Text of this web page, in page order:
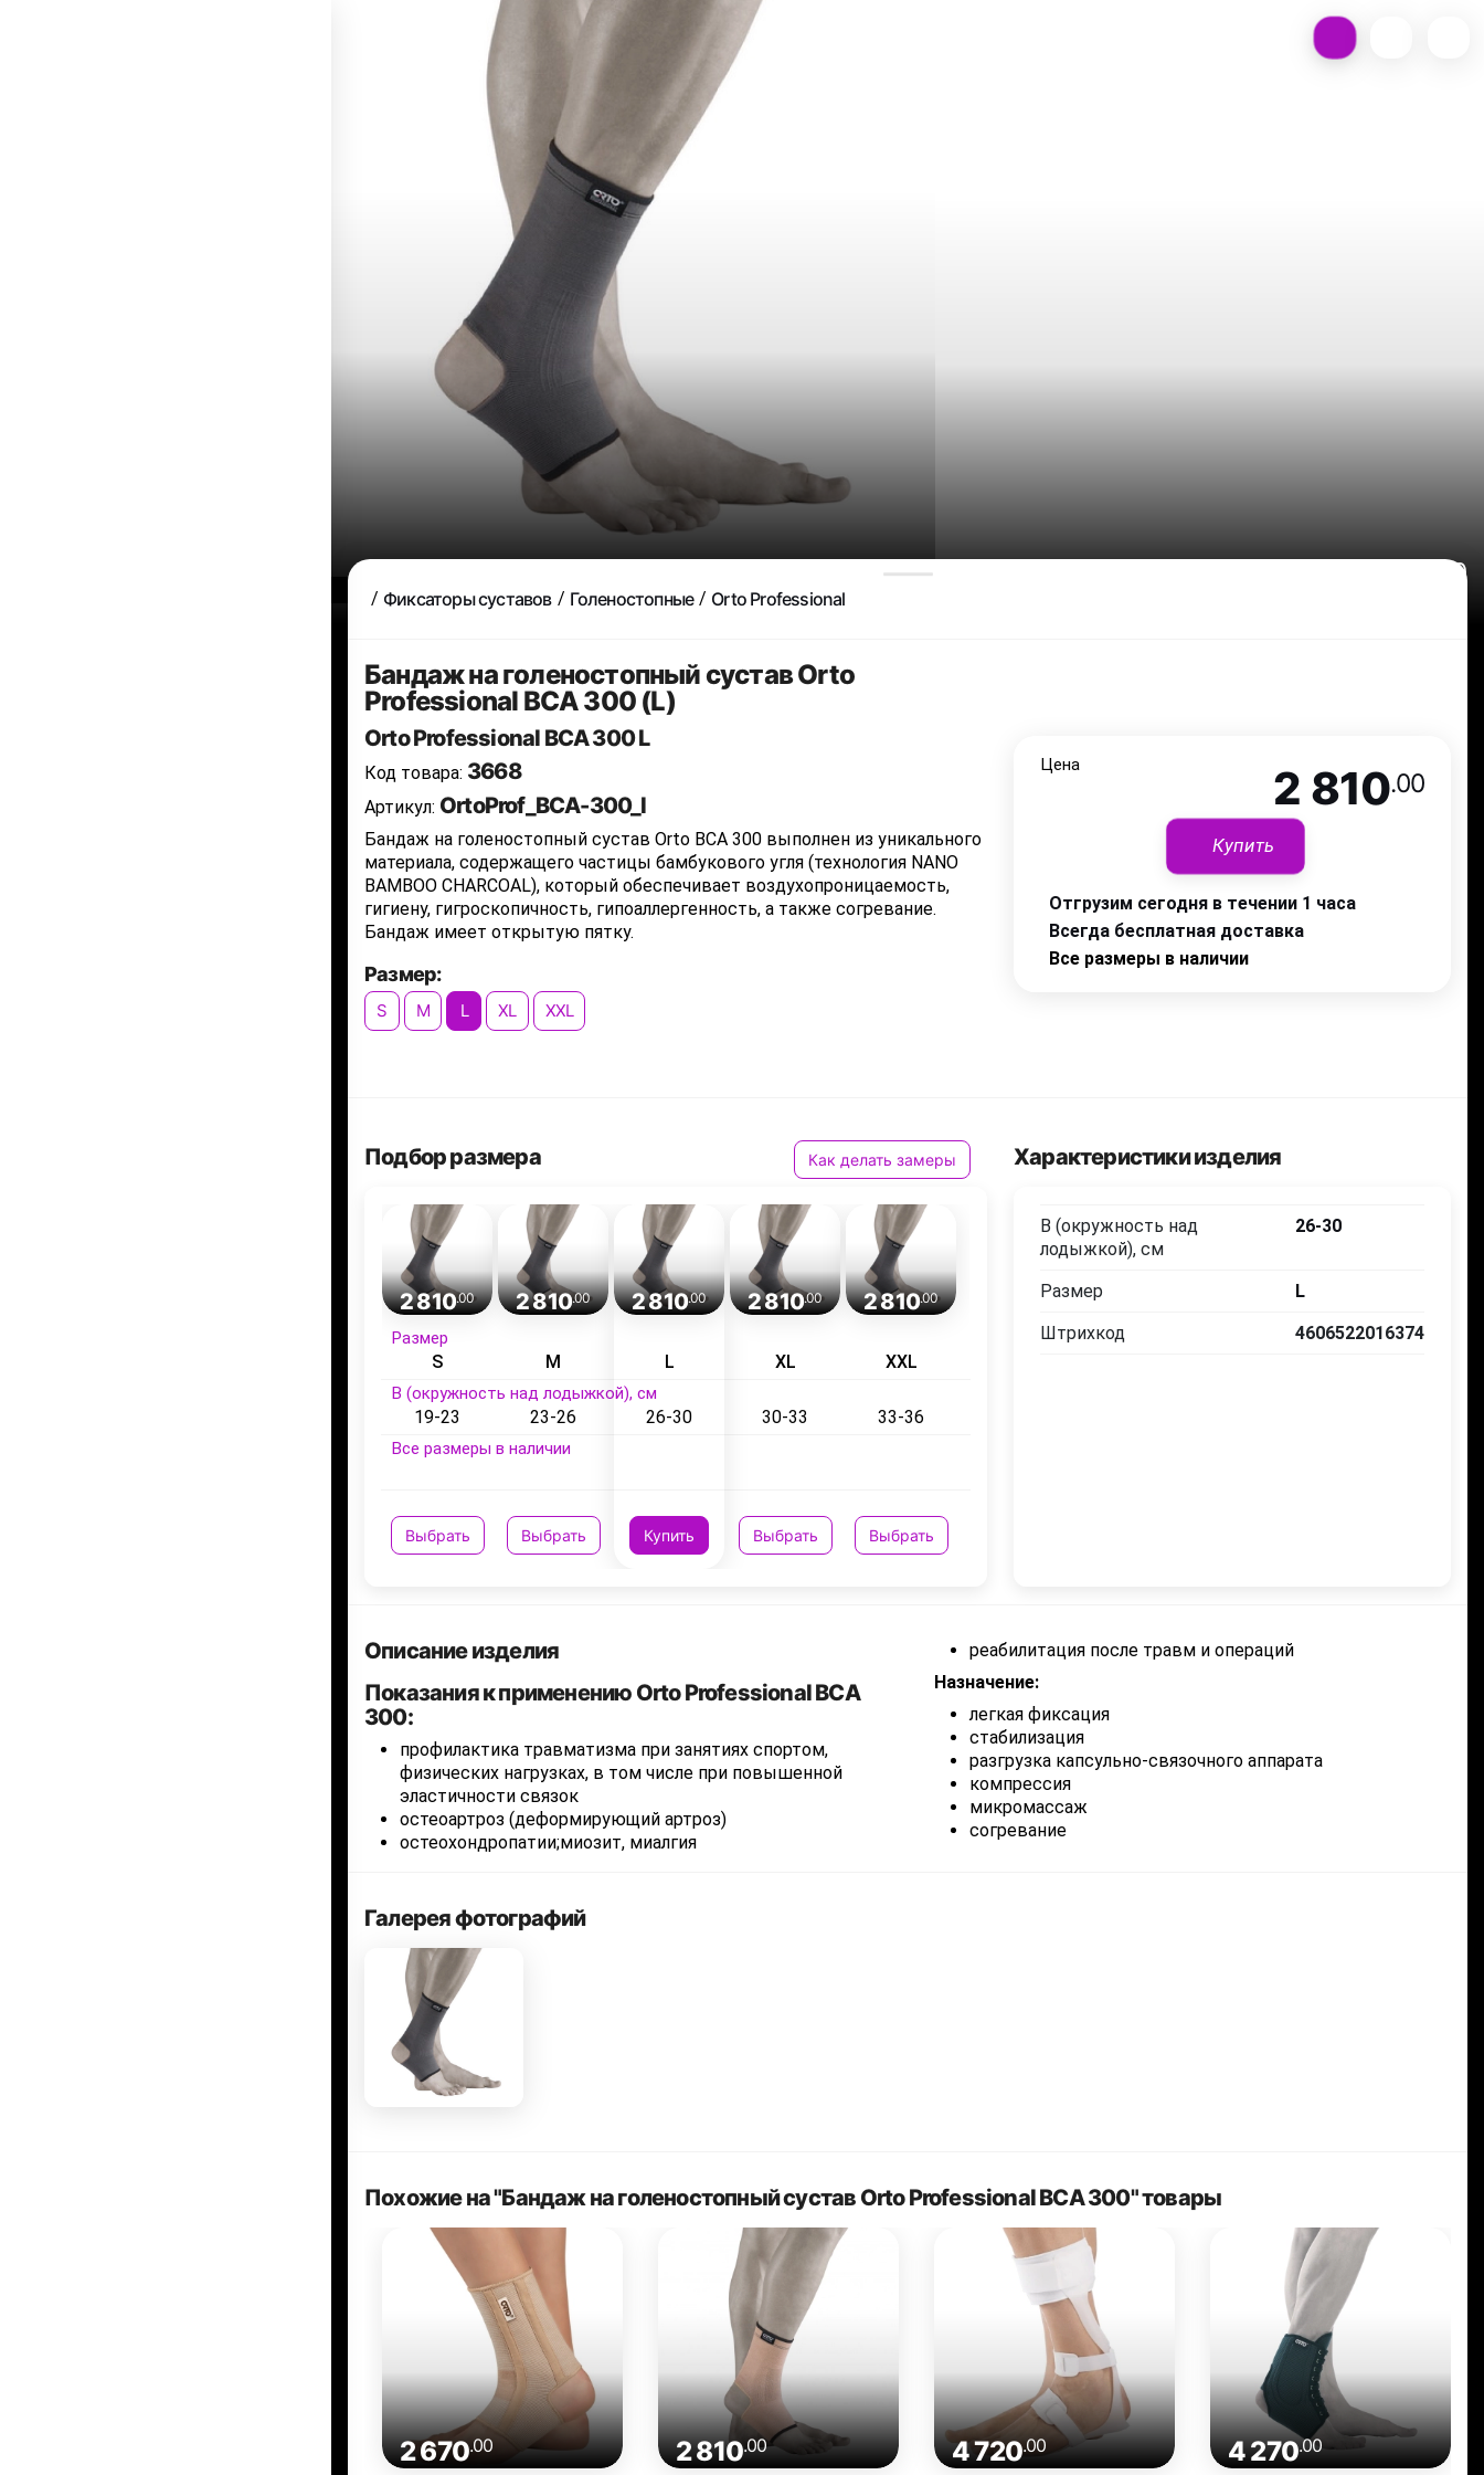
2 810 .00
Фиксаторы суставов Голеностопные Orto Professional
Бандаж на голеностопный сустав Orto
Professional BCA 300 (L)
Orto Professional BCA 300 L
Код товара: 3668
Артикул: OrtoProf_BCA-300_l
Бандаж на голеностопный сустав Orto BCA 300 выполнен из уникального
материала, содержащего частицы бамбукового угля (технология NANO
BAMBOO CHARCOAL), который обеспечивает воздухопроницаемость,
гигиену, гигроскопичность, гипоаллергенность, а также согревание.
Бандаж имеет открытую пятку.
Размер:
S M L XL XXL
Цена 2 810.00
Купить
Отгрузим сегодня в течении 1 часа
Всегда бесплатная доставка
Все размеры в наличии
Подбор размера Как делать замеры
Размер
B (окружность над лодыжкой), см
Все размеры в наличии
2 810.00
S
19-23
Выбрать
2 810.00
M
23-26
Выбрать
2 810.00
L
26-30
Купить
2 810.00
XL
30-33
Выбрать
2 810.00
XXL
33-36
Выбрать
Характеристики изделия
B (окружность над
лодыжкой), см
26-30
Размер
L
Штрихкод
4606522016374
Описание изделия
Показания к применению Orto Professional BCA
300:
профилактика травматизма при занятиях спортом,
физических нагрузках, в том числе при повышенной
эластичности связок
остеоартроз (деформирующий артроз)
остеохондропатии;миозит, миалгия
реабилитация после травм и операций
Назначение:
легкая фиксация
стабилизация
разгрузка капсульно-связочного аппарата
компрессия
микромассаж
согревание
Галерея фотографий
Похожие на "Бандаж на голеностопный сустав Orto Professional BCA 300" товары
2 670.00 2 810.00 4 720.00 4 270.00